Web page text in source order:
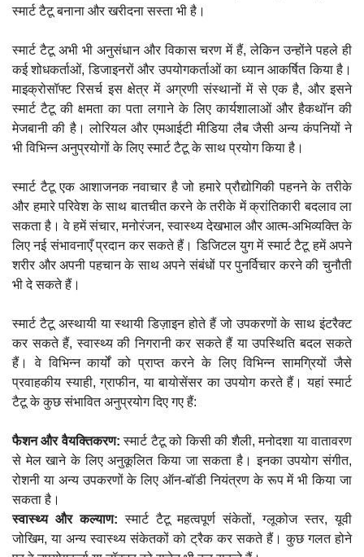
स्मार्ट टैटू बनाना और खरीदना सस्ता भी है।
स्मार्ट टैटू अभी भी अनुसंधान और विकास चरण में हैं, लेकिन उन्होंने पहले ही
कई शोधकर्ताओं, डिजाइनरों और उपयोगकर्ताओं का ध्यान आकर्षित किया है।
माइक्रोसॉफ्ट रिसर्च इस क्षेत्र में अग्रणी संस्थानों में से एक है, और इसने
स्मार्ट टैटू की क्षमता का पता लगाने के लिए कार्यशालाओं और हैकथॉन की
मेजबानी की है। लोरियल और एमआईटी मीडिया लैब जैसी अन्य कंपनियों ने
भी विभिन्न अनुप्रयोगों के लिए स्मार्ट टैटू के साथ प्रयोग किया है।
स्मार्ट टैटू एक आशाजनक नवाचार है जो हमारे प्रौद्योगिकी पहनने के तरीके
और हमारे परिवेश के साथ बातचीत करने के तरीके में क्रांतिकारी बदलाव ला
सकता है। वे हमें संचार, मनोरंजन, स्वास्थ्य देखभाल और आत्म-अभिव्यक्ति के
लिए नई संभावनाएँ प्रदान कर सकते हैं। डिजिटल युग में स्मार्ट टैटू हमें अपने
शरीर और अपनी पहचान के साथ अपने संबंधों पर पुनर्विचार करने की चुनौती
भी दे सकते हैं।
स्मार्ट टैटू अस्थायी या स्थायी डिज़ाइन होते हैं जो उपकरणों के साथ इंटरैक्ट
कर सकते हैं, स्वास्थ्य की निगरानी कर सकते हैं या उपस्थिति बदल सकते
हैं। वे विभिन्न कार्यों को प्राप्त करने के लिए विभिन्न सामग्रियों जैसे
प्रवाहकीय स्याही, ग्राफीन, या बायोसेंसर का उपयोग करते हैं। यहां स्मार्ट
टैटू के कुछ संभावित अनुप्रयोग दिए गए हैं:
फैशन और वैयक्तिकरण: स्मार्ट टैटू को किसी की शैली, मनोदशा या वातावरण
से मेल खाने के लिए अनुकूलित किया जा सकता है। इनका उपयोग संगीत,
रोशनी या अन्य उपकरणों के लिए ऑन-बॉडी नियंत्रण के रूप में भी किया जा
सकता है।
स्वास्थ्य और कल्याण: स्मार्ट टैटू महत्वपूर्ण संकेतों, ग्लूकोज स्तर, यूवी
जोखिम, या अन्य स्वास्थ्य संकेतकों को ट्रैक कर सकते हैं। कुछ गलत होने